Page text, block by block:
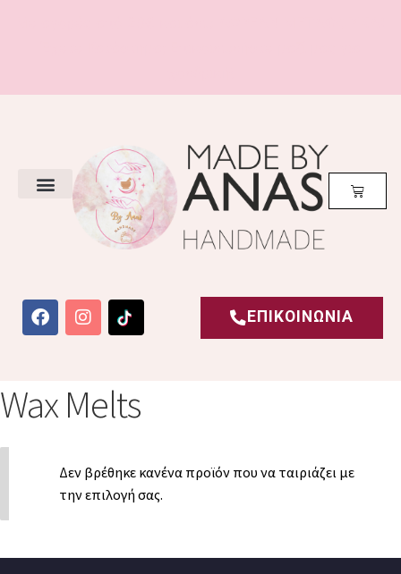
ΕΠΙΚΟΙΝΩΝΙΑ
Wax Melts
Δεν βρέθηκε κανένα προϊόν που να ταιριάζει με
την επιλογή σας.